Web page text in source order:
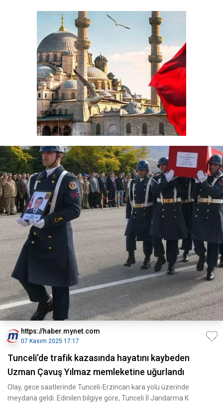
https://haber.mynet.com
07 Kasım 2025 17:17
Tunceli’de trafik kazasında hayatını kaybeden
Uzman Çavuş Yılmaz memleketine uğurlandı
Olay, gece saatlerinde Tunceli-Erzincan kara yolu üzerinde
meydana geldi. Edinilen bilgiye göre, Tunceli İl Jandarma K